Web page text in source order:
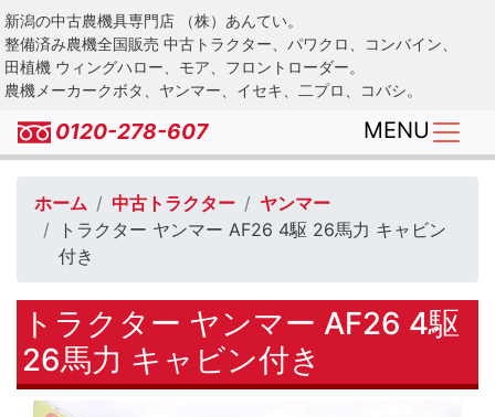
Skip
to
main
content
新潟の中古農機具専門店 （株）あんてい。
整備済み農機全国販売 中古トラクター、パワクロ、コンバイン、
田植機 ウィングハロー、モア、フロントローダー。
農機メーカークボタ、ヤンマー、イセキ、二プロ、コバシ。
0120-278-607 MENU
ホーム 中古トラクター
ヤンマー
トラクター ヤンマー AF26 4駆 26馬力 キャビン
付き
トラクター ヤンマー AF26 4駆
26馬力 キャビン付き